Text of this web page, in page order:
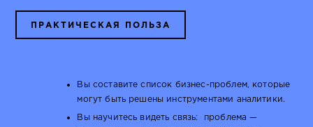
ПРАКТИЧЕСКАЯ ПОЛЬЗА
Вы составите список бизнес-проблем, которые
могут быть решены инструментами аналитики.
Вы научитесь видеть связь: проблема —